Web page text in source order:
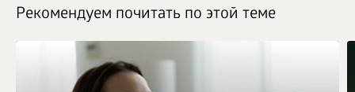
Рекомендуем почитать по этой теме